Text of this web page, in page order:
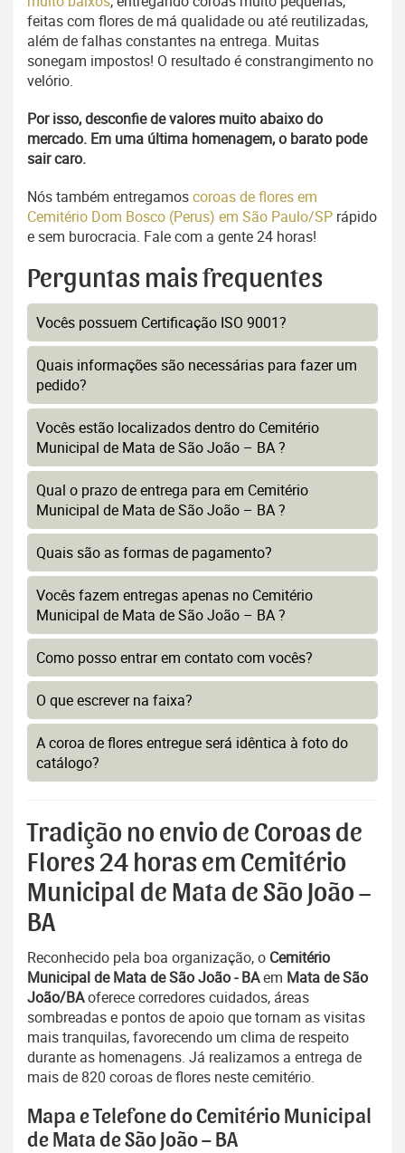
feitas com flores de má qualidade ou até reutilizadas,
além de falhas constantes na entrega. Muitas
sonegam impostos! O resultado é constrangimento no
velório.
Por isso, desconfie de valores muito abaixo do
mercado. Em uma última homenagem, o barato pode
sair caro.
Nós também entregamoscoroas de flores em
Cemitério Dom Bosco (Perus) em São Paulo/SP rápido
e sem burocracia. Fale com a gente 24 horas!
Perguntas mais frequentes
Vocês possuem Certificação ISO 9001?
Quais informações são necessárias para fazer um
pedido?
Vocês estão localizados dentro do Cemitério
Municipal de Mata de São João – BA ?
Qual o prazo de entrega para em Cemitério
Municipal de Mata de São João – BA ?
Quais são as formas de pagamento?
Vocês fazem entregas apenas no Cemitério
Municipal de Mata de São João – BA ?
Como posso entrar em contato com vocês?
O que escrever na faixa?
A coroa de flores entregue será idêntica à foto do
catálogo?
Tradição no envio de Coroas de
Flores 24 horas em Cemitério
Municipal de Mata de São João –
BA
Reconhecido pela boa organização, o Cemitério
Municipal de Mata de São João - BAem Mata de São
João/BAoferece corredores cuidados, áreas
sombreadas e pontos de apoio que tornam as visitas
mais tranquilas, favorecendo um clima de respeito
durante as homenagens. Já realizamos a entrega de
mais de 820 coroas de flores neste cemitério.
Mapa e Telefone do Cemitério Municipal
de Mata de São João – BA